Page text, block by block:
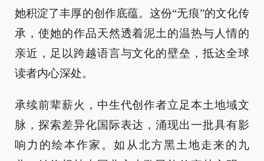
她积淀了丰厚的创作底蕴。这份“无痕”的文化传
承，使她的作品天然透着泥土的温热与人情的
亲近，足以跨越语言与文化的壁垒，抵达全球
读者内心深处。
承续前辈薪火，中生代创作者立足本土地域文
脉，探索差异化国际表达，涌现出一批具有影
响力的绘本作家。如从北方黑土地走来的九